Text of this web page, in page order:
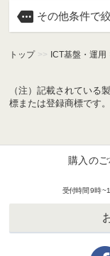
 その他条件で
トップ >> ICT基盤・運用
（注）記載されている
標または登録商標です。
購入の
受付時間 9時